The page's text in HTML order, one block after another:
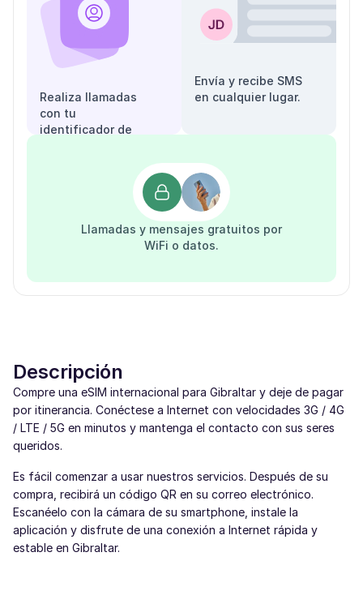
Realiza llamadas
con tu
identificador de
Envía y recibe SMS
en cualquier lugar.
Llamadas y mensajes gratuitos por
WiFi o datos.
Descripción
Compre una eSIM internacional para Gibraltar y deje de pagar
por itinerancia. Conéctese a Internet con velocidades 3G / 4G
/ LTE / 5G en minutos y mantenga el contacto con sus seres
queridos.
Es fácil comenzar a usar nuestros servicios. Después de su
compra, recibirá un código QR en su correo electrónico.
Escanéelo con la cámara de su smartphone, instale la
aplicación y disfrute de una conexión a Internet rápida y
estable en Gibraltar.